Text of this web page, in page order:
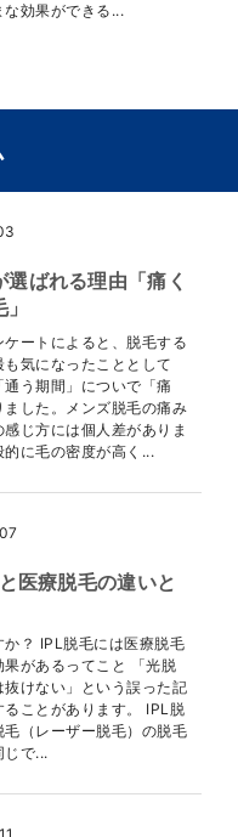
な効果ができる...
選ばれる理由「痛く
ケートによると、脱毛する
も気になったこととして
通う期間」についで「痛
ました。メンズ脱毛の痛み
感じ方には個人差がありま
的に毛の密度が高く...
医療脱毛の違いと
か？ IPL脱毛には医療脱毛
果があるってこと 「光脱
抜けない」という誤った記
ることがあります。 IPL脱
毛（レーザー脱毛）の脱毛
じで...